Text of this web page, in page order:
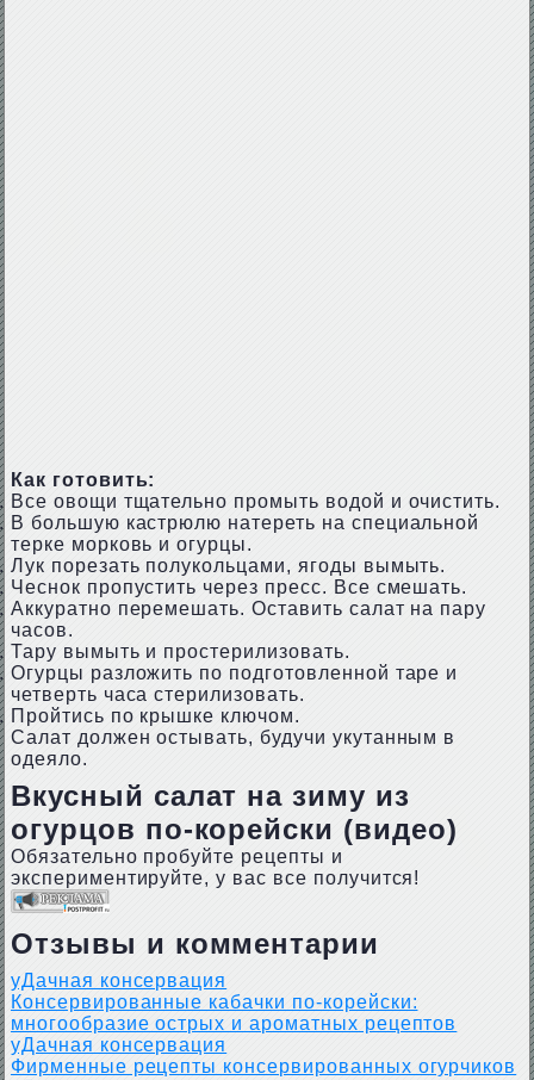
Как готовить:
Все овощи тщательно промыть водой и очистить.
В большую кастрюлю натереть на специальной
терке морковь и огурцы.
Лук порезать полукольцами, ягоды вымыть.
Чеснок пропустить через пресс. Все смешать.
Аккуратно перемешать. Оставить салат на пару
часов.
Тару вымыть и простерилизовать.
Огурцы разложить по подготовленной таре и
четверть часа стерилизовать.
Пройтись по крышке ключом.
Салат должен остывать, будучи укутанным в
одеяло.
Вкусный салат на зиму из
огурцов по-корейски (видео)
Обязательно пробуйте рецепты и
экспериментируйте, у вас все получится!
Отзывы и комментарии
уДачная консервация
Консервированные кабачки по-корейски:
многообразие острых и ароматных рецептов
уДачная консервация
Фирменные рецепты консервированных огурчиков